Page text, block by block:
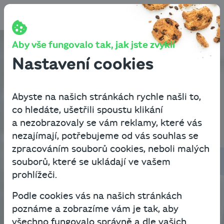
Přeskočit na obsah
Dejte zelenou příležitostem
Přijaté faktury
zaplatíme za vás
Chci to spočítat
Aby vše fungovalo tak, jak jste zvyklí
Nastavení cookies
Abyste na našich stránkách rychle našli to,
co hledáte, ušetřili spoustu klikání
a nezobrazovaly se vám reklamy, které vás
nezajímají, potřebujeme od vás souhlas se
zpracováním souborů cookies, neboli malých
souborů, které se ukládají ve vašem
prohlížeči.
Podle cookies vás na našich stránkách
poznáme a zobrazíme vám je tak, aby
všechno fungovalo správně a dle vašich